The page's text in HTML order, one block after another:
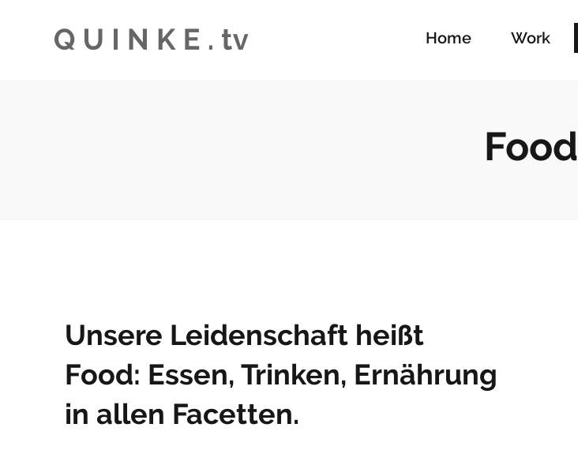
Home Work
Food
Unsere Leidenschaft heißt
Food: Essen, Trinken, Ernährung
in allen Facetten.